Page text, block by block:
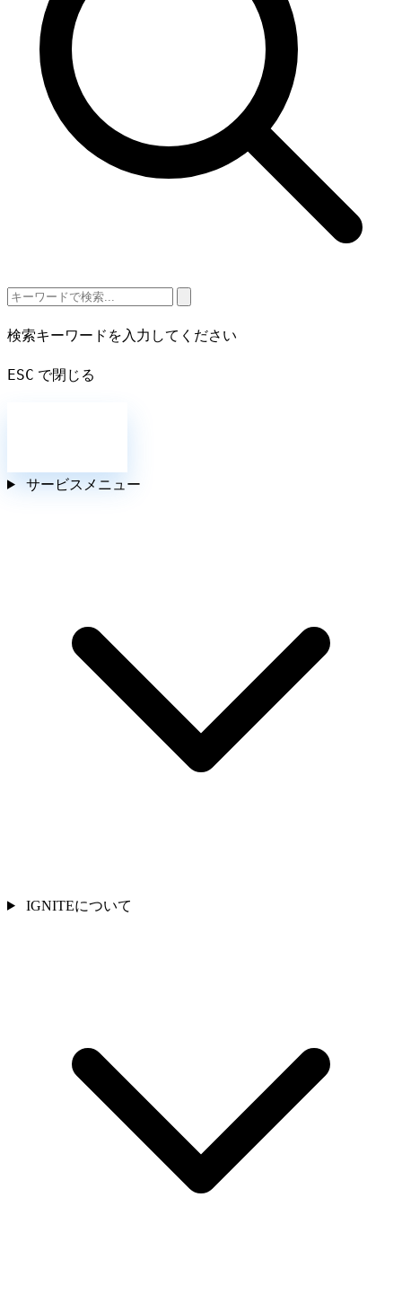
検索キーワードを入力してください
ESC で閉じる
サービスメニュー
IGNITEについて